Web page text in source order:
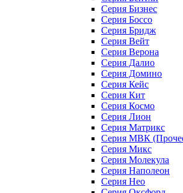
Серия Бизнес
Серия Боссо
Серия Бридж
Серия Вейт
Серия Верона
Серия Далио
Серия Домино
Серия Кейс
Серия Кит
Серия Космо
Серия Лион
Серия Матрикс
Серия МВК
Серия Микс
Серия Молекула
Серия Наполеон
Серия Нео